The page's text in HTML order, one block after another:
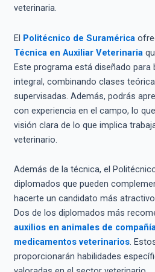
veterinaria.
El Politécnico de Suramérica
Técnica en Auxiliar Veterinaria
Este programa está diseñado
integral, combinando clases
supervisadas. Además, podrás
con experiencia en el campo, lo
visión clara de lo que implica
veterinario.
Además de la técnica, el
diplomados que pueden
hacerte un candidato más
Dos de los diplomados más
auxilios en animales de
medicamentos veterinarios.
proporcionarán habilidades